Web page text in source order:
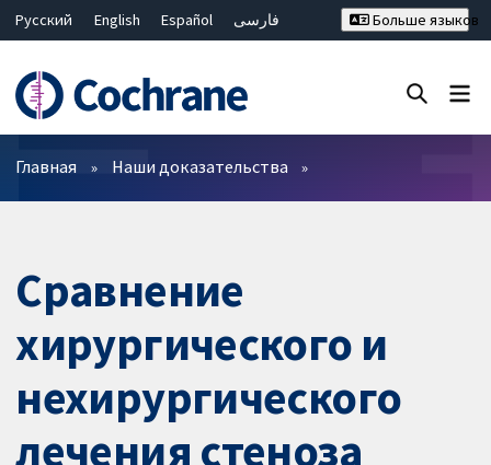
Русский English Español
فارسی
Bahasa Malaysia
ไทย
繁體中文
简体中文
Больше языков
Фильтры
Главная Наши доказательства
Сравнение
хирургического и
нехирургического
лечения стеноза